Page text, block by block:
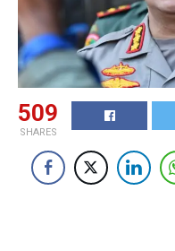
509
SHARES